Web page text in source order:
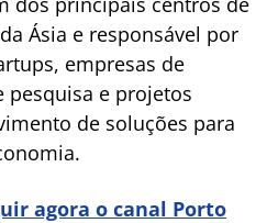
Ásia e responsável por
empresas de
pesquisa e projetos
de soluções para
agora o canal Porto